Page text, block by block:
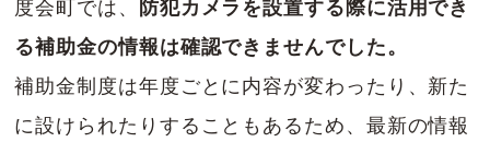
度会町では、
防犯カメラを設置する際に活用でき
る補助金の情報は確認できませんでした。
補助金制度は年度ごとに内容が変わったり、新た
に設けられたりすることもあるため、最新の情報